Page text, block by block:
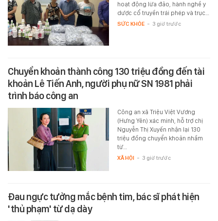
hoạt động lừa đảo, hành nghề y
dược cổ truyền trái phép và trục…
SỨC KHỎE - 3 giờ trước
Chuyển khoản thành công 130 triệu đồng đến tài
khoản Lê Tiến Anh, người phụ nữ SN 1981 phải
trình báo công an
Công an xã Triệu Việt Vương
(Hưng Yên) xác minh, hỗ trợ chị
Nguyễn Thị Xuyến nhận lại 130
triệu đồng chuyển khoản nhầm
từ…
XÃ HỘI - 3 giờ trước
Đau ngực tưởng mắc bệnh tim, bác sĩ phát hiện
'thủ phạm' từ dạ dày